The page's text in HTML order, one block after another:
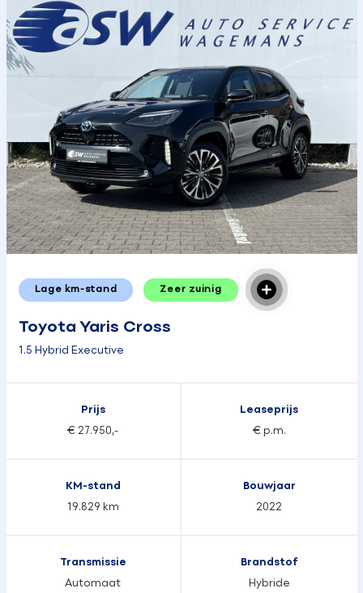
Lage km-stand Zeer zuinig
Toyota Yaris Cross
1.5 Hybrid Executive
Prijs
€ 27.950,-
Leaseprijs
€ p.m.
KM-stand
19.829 km
Bouwjaar
2022
Transmissie
Automaat
Brandstof
Hybride